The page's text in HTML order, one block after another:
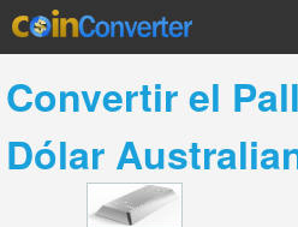
Convertir el
Dólar